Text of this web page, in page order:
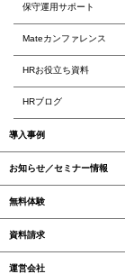
保守運用サポート
Mateカンファレンス
HRお役立ち資料
HRブログ
導入事例
お知らせ／セミナー情報
無料体験
資料請求
運営会社